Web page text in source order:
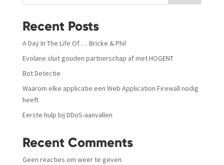
Recent Posts
A Day In The Life Of … Bricke & Phil
Evolane sluit gouden partnerschap af met HOGENT
Bot Detectie
Waarom elke applicatie een Web Application Firewall nodig
heeft
Eerste hulp bij DDoS-aanvallen
Recent Comments
Geen reacties om weer te geven.